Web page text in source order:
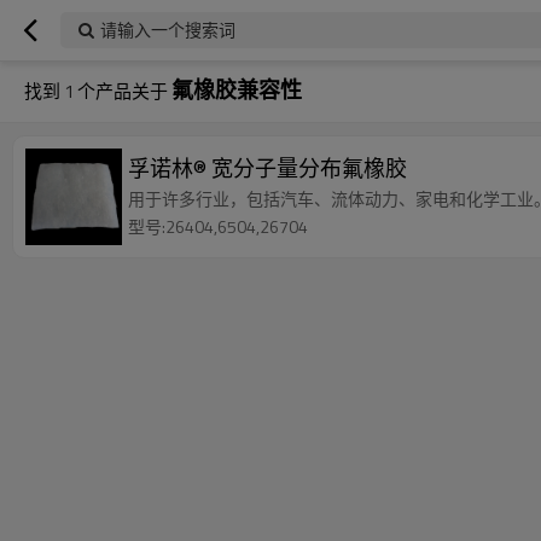
请输入一个搜索词
找到 1 个产品关于氟橡胶兼容性
孚诺林® 宽分子量分布氟橡胶
用于许多行业，包括汽车、流体动力、家电和化学工业
型号:26404,6504,26704